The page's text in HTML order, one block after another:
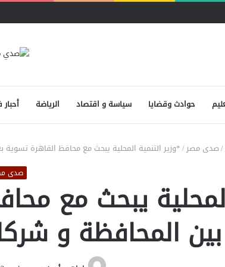
حوادث وقضايا سياسة و اقتصاد الرياضة
/صدى مصر/*وزير التنمية المحلية يبحث مع محافظ القاهرة
صدى
المحلية يبحث مع
المحافظة و